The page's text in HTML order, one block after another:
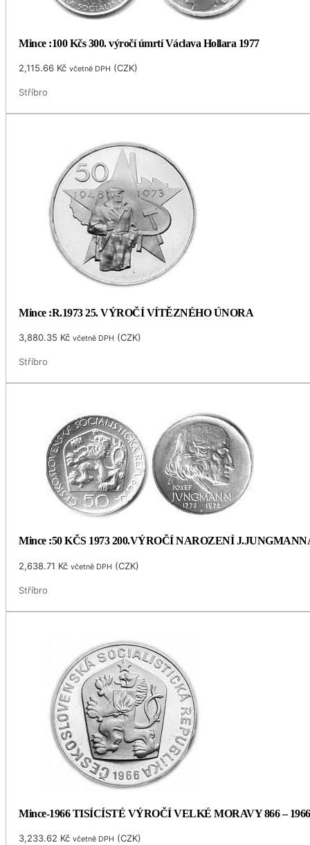
Mince :100 Kčs 300. výročí úmrtí Václava Hollara 1977
2,115.66 Kč včetně DPH (CZK)
Stříbro
Mince :R.1973 25. VÝROČÍ VÍTĚZNÉHO ÚNORA
3,880.35 Kč včetně DPH (CZK)
Stříbro
Mince :50 KČS 1973 200.VÝROČÍ NAROZENÍ
2,638.71 Kč včetně DPH (CZK)
Stříbro
Mince-1966 TISÍCÍSTÉ VÝROČÍ VELKÉ MORAVY 866 – 1966
3,233.62 Kč včetně DPH (CZK)